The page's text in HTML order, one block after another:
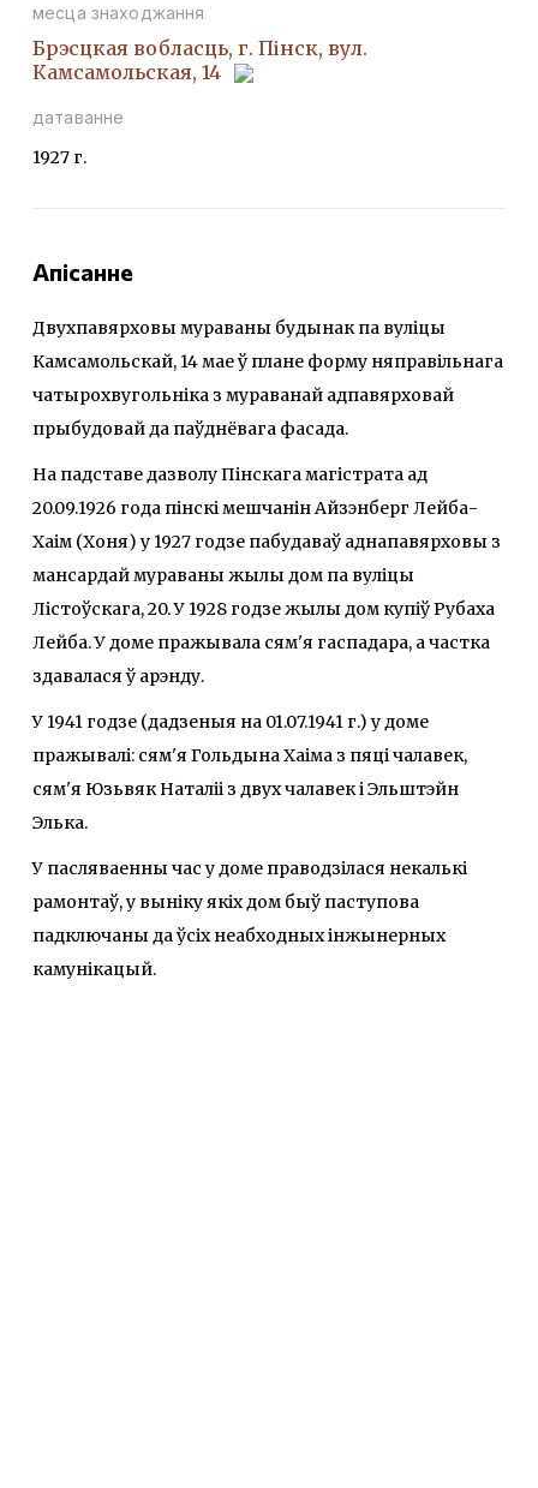
месца знаходжання
Брэсцкая вобласць, г. Пінск, вул.
Камсамольская, 14
датаванне
1927 г.
Апісанне
Двухпавярховы мураваны будынак па вуліцы
Камсамольскай, 14 мае ў плане форму няправільнага
чатырохвугольніка з мураванай адпавярховай
прыбудовай да паўднёвага фасада.
На падставе дазволу Пінскага магістрата ад
20.09.1926 года пінскі мешчанін Айзэнберг Лейба-
Хаім (Хоня) у 1927 годзе пабудаваў аднапавярховы з
мансардай мураваны жылы дом па вуліцы
Лістоўскага, 20. У 1928 годзе жылы дом купіў Рубаха
Лейба. У доме пражывала сям'я гаспадара, а частка
здавалася ў арэнду.
У 1941 годзе (дадзеныя на 01.07.1941 г.) у доме
пражывалі: сям'я Гольдына Хаіма з пяці чалавек,
сям'я Юзьвяк Наталіі з двух чалавек i Эльштэйн
Элька.
У пасляваенны час у доме праводзілася некалькі
рамонтаў, у выніку якіх дом быў паступова
падключаны да ўсіх неабходных інжынерных
камунікацый.